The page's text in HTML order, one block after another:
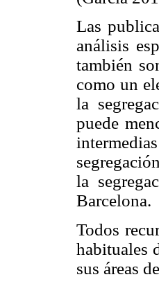
Las
análisis
también
como un
la
puede
la
Barcelona.
Todos
habituales
sus áreas